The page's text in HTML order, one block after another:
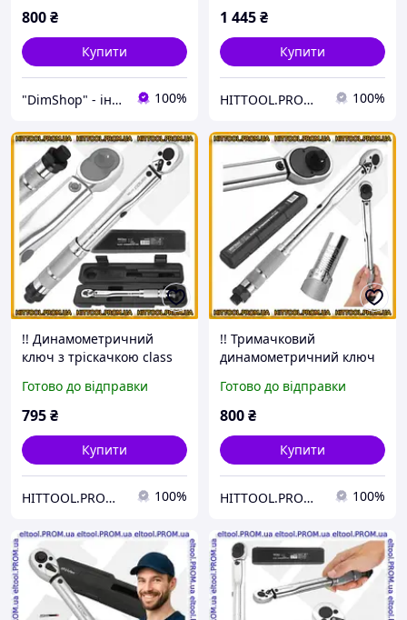
800₴
Купити
"DimShop" - інтернет-магазин 100%
1 445₴
Купити
HITTOOL.PROM.UA 100%
!! Динамометричний
ключ з тріскачкою class
затягування болтів та
гайок Kraft Dele 5-25 Нм
Готово до відправки
795₴
Купити
HITTOOL.PROM.UA 100%
!! Тримачковий
динамометричний ключ
динамометричний
інструмент для
19-110 Нм
Готово до відправки
800₴
Купити
HITTOOL.PROM.UA 100%